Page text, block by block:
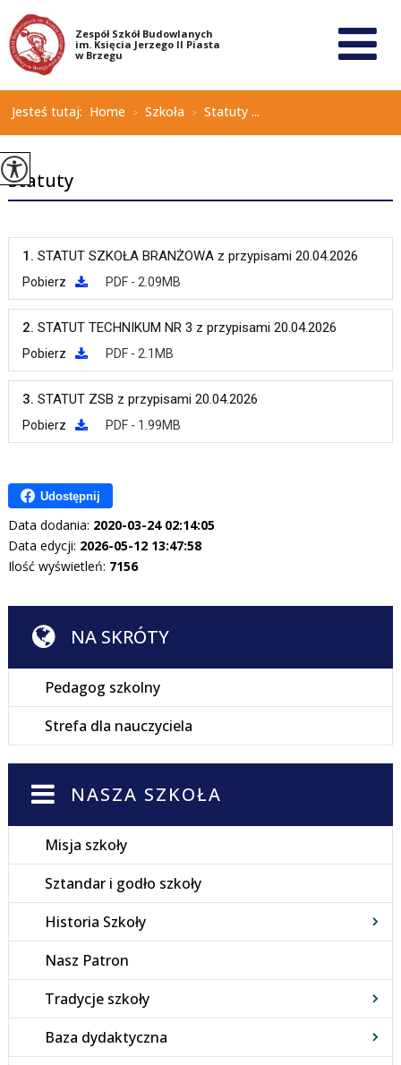
Jesteś tutaj: Home > Szkoła > Statuty ...
Statuty
1. STATUT SZKOŁA BRANŻOWA z przypisami 20.04.2026
Pobierz PDF - 2.09MB
2. STATUT TECHNIKUM NR 3 z przypisami 20.04.2026
Pobierz PDF - 2.1MB
3. STATUT ZSB z przypisami 20.04.2026
Pobierz PDF - 1.99MB
Udostępnij
Data dodania: 2020-03-24 02:14:05
Data edycji: 2026-05-12 13:47:58
Ilość wyświetleń: 7156
NA SKRÓTY
Pedagog szkolny
Strefa dla nauczyciela
NASZA SZKOŁA
Misja szkoły
Sztandar i godło szkoły
Historia Szkoły
Nasz Patron
Tradycje szkoły
Baza dydaktyczna